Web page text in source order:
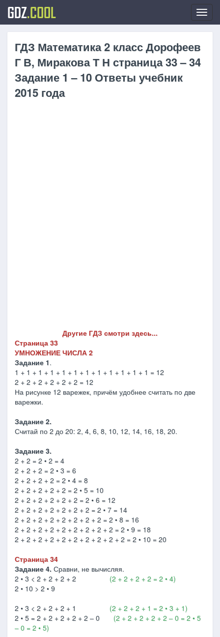
GDZ.COOL
ГДЗ Математика 2 класс Дорофеев
Г В, Миракова Т Н страница 33 – 34
Задание 1 – 10 Ответы учебник
2015 года
Другие ГДЗ смотри здесь...
Страница 33
УМНОЖЕНИЕ ЧИСЛА 2
Задание 1.
1 + 1 + 1 + 1 + 1 + 1 + 1 + 1 + 1 + 1 + 1 + 1 = 12
2 + 2 + 2 + 2 + 2 + 2 = 12
На рисунке 12 варежек, причём удобнее считать по две
варежки.
Задание 2.
Считай по 2 до 20: 2, 4, 6, 8, 10, 12, 14, 16, 18, 20.
Задание 3.
2 + 2 = 2 • 2 = 4
2 + 2 + 2 = 2 • 3 = 6
2 + 2 + 2 + 2 = 2 • 4 = 8
2 + 2 + 2 + 2 + 2 = 2 • 5 = 10
2 + 2 + 2 + 2 + 2 + 2 = 2 • 6 = 12
2 + 2 + 2 + 2 + 2 + 2 + 2 = 2 • 7 = 14
2 + 2 + 2 + 2 + 2 + 2 + 2 + 2 = 2 • 8 = 16
2 + 2 + 2 + 2 + 2 + 2 + 2 + 2 + 2 = 2 • 9 = 18
2 + 2 + 2 + 2 + 2 + 2 + 2 + 2 + 2 + 2 = 2 • 10 = 20
Страница 34
Задание 4. Сравни, не вычисляя.
2 • 3 < 2 + 2 + 2 + 2 (2 + 2 + 2 + 2 = 2 • 4)
2 • 10 > 2 • 9
2 • 3 < 2 + 2 + 2 + 1 (2 + 2 + 2 + 1 = 2 • 3 + 1)
2 • 5 = 2 + 2 + 2 + 2 + 2 – 0
(2 + 2 + 2 + 2 + 2 – 0 = 2 • 5
– 0 = 2 • 5)